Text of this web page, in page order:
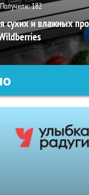
Получили:182
сухих и влажных